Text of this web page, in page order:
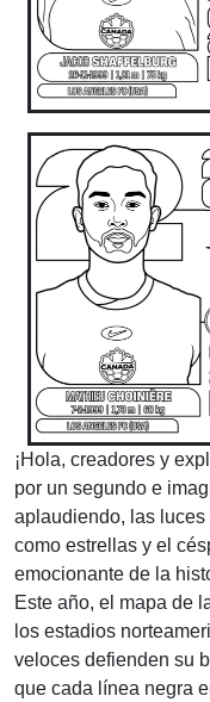
¡Hola, creadores y
por un segundo e
aplaudiendo, las
como estrellas y el
emocionante de la
Este año, el mapa de
los estadios
veloces defienden su
que cada línea negra